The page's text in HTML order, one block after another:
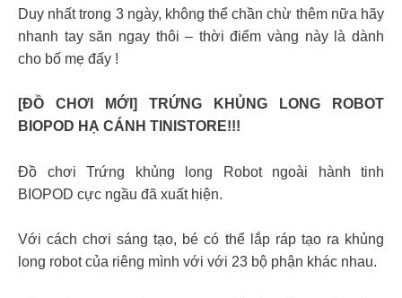
Duy nhất trong 3 ngày, không thể chần chừ thêm nữa hãy
nhanh tay săn ngay thôi – thời điểm vàng này là dành
cho bố mẹ đấy ! ​
[ĐỒ CHƠI MỚI] TRỨNG KHỦNG LONG ROBOT
BIOPOD HẠ CÁNH TINISTORE!!!
Đồ chơi Trứng khủng long Robot ngoài hành tinh
BIOPOD cực ngầu đã xuất hiện.
Với cách chơi sáng tạo, bé có thể lắp ráp tạo ra khủng
long robot của riêng mình với với 23 bộ phận khác nhau.